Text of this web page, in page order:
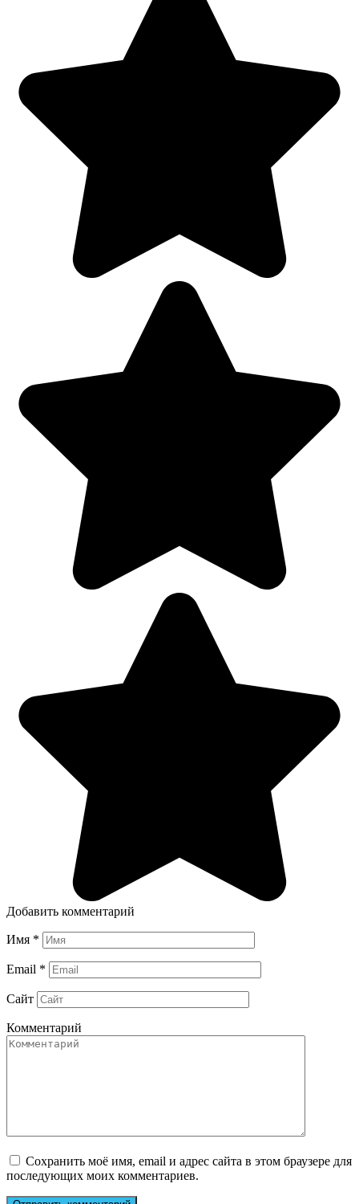
Добавить комментарий
Имя *
Email *
Сайт
Комментарий
Сохранить моё имя, email и адрес сайта в этом браузере для
последующих моих комментариев.